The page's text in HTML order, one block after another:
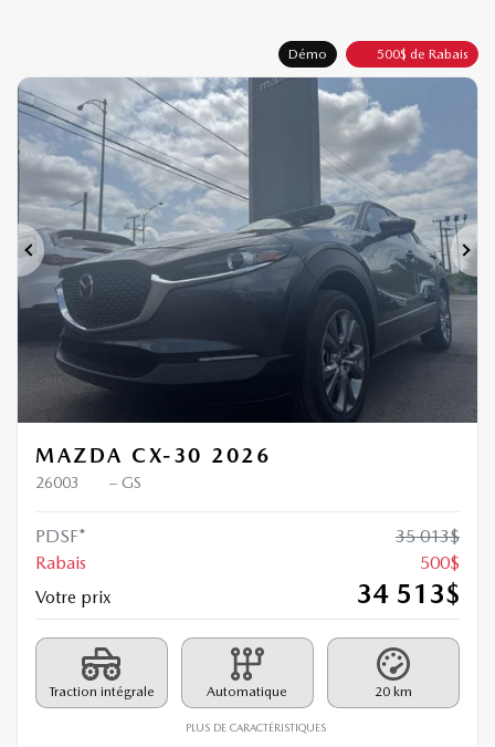
Démo 500$ de Rabais
Précédent
MAZDA CX-30 2026
26003 – GS
PDSF* 35 013$
Rabais
500$
Votre prix
34 513$
Traction intégrale Automatique 20 km
PLUS DE CARACTÉRISTIQUES